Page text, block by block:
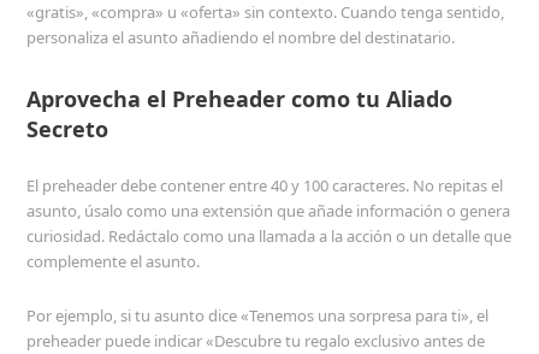
«gratis», «compra» u «oferta» sin contexto. Cuando tenga sentido,
personaliza el asunto añadiendo el nombre del destinatario.
Aprovecha el Preheader como tu Aliado
Secreto
El preheader debe contener entre 40 y 100 caracteres. No repitas el
asunto, úsalo como una extensión que añade información o genera
curiosidad. Redáctalo como una llamada a la acción o un detalle que
complemente el asunto.
Por ejemplo, si tu asunto dice «Tenemos una sorpresa para ti», el
preheader puede indicar «Descubre tu regalo exclusivo antes de